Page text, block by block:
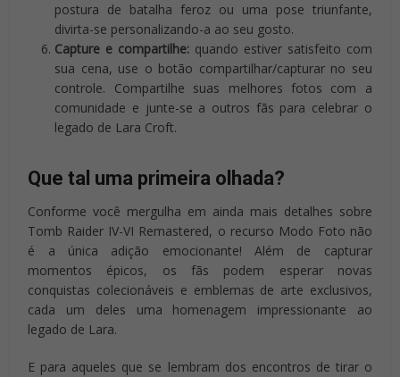
postura de batalha feroz ou uma pose triunfante,
divirta-se personalizando-a ao seu gosto.
Capture e compartilhe: quando estiver satisfeito com
sua cena, use o botão compartilhar/capturar no seu
controle. Compartilhe suas melhores fotos com a
comunidade e junte-se a outros fãs para celebrar o
legado de Lara Croft.
Que tal uma primeira olhada?
Conforme você mergulha em ainda mais detalhes sobre
Tomb Raider IV-VI Remastered, o recurso Modo Foto não
é a única adição emocionante! Além de capturar
momentos épicos, os fãs podem esperar novas
conquistas colecionáveis ​​e emblemas de arte exclusivos,
cada um deles uma homenagem impressionante ao
legado de Lara.
E para aqueles que se lembram dos encontros de tirar o